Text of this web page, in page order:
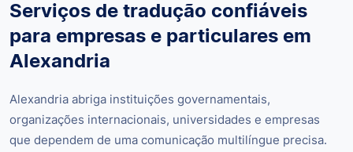
Serviços de tradução confiáveis
para empresas e particulares em
Alexandria
Alexandria abriga instituições governamentais,
organizações internacionais, universidades e empresas
que dependem de uma comunicação multilíngue precisa.